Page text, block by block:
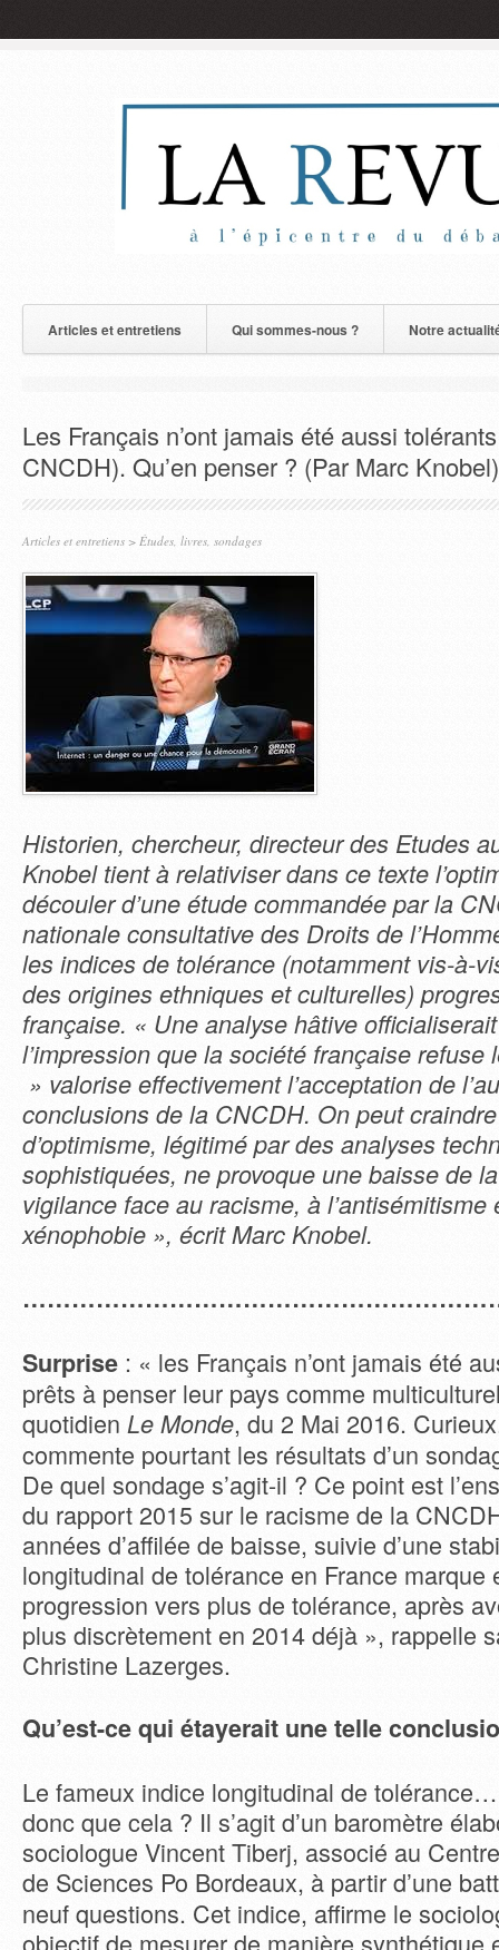
Articles et entretiens Qui sommes-nous ? Notre
Les Français n’ont jamais été aussi
CNCDH). Qu’en penser ? (Par Marc Knobel)
Articles et entretiens > Études, livres, sondages
Historien, chercheur, directeur des Etudes
Knobel tient à relativiser dans ce texte
découler d’une étude commandée par la
nationale consultative des Droits de
les indices de tolérance (notamment vis-à-
des origines ethniques et culturelles)
française. « Une analyse hâtive
l’impression que la société française refuse
» valorise effectivement l’acceptation de
conclusions de la CNCDH. On peut
d’optimisme, légitimé par des analyses
sophistiquées, ne provoque une baisse de
vigilance face au racisme, à l’antisémitisme
xénophobie », écrit Marc Knobel.
Surprise : « les Français n’ont jamais été
prêts à penser leur pays comme
quotidien Le Monde, du 2 Mai 2016.
commente pourtant les résultats d’un
De quel sondage s’agit-il ? Ce point est
du rapport 2015 sur le racisme de la
années d’affilée de baisse, suivie d’une
longitudinal de tolérance en France marque
progression vers plus de tolérance, après
plus discrètement en 2014 déjà », rappelle
Christine Lazerges.
Qu’est-ce qui étayerait une telle
Le fameux indice longitudinal de
donc que cela ? Il s’agit d’un baromètre
sociologue Vincent Tiberj, associé au
de Sciences Po Bordeaux, à partir d’une
neuf questions. Cet indice, affirme le
objectif de mesurer de manière synthétique